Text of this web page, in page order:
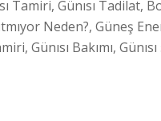
Tamiri, Günısı Tadilat,
Neden?, Güneş
Günısı Bakımı,